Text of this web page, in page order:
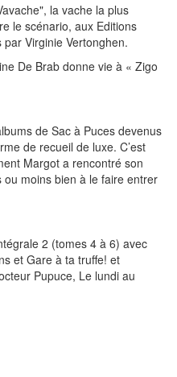
la vache la plus
le scénario, aux Editions
Virginie Vertonghen.
De Brab donne vie à « Zigo
de Sac à Puces devenus
de recueil de luxe. C’est
Margot a rencontré son
moins bien à le faire entrer
2 (tomes 4 à 6) avec
et Gare à ta truffe! et
Pupuce, Le lundi au